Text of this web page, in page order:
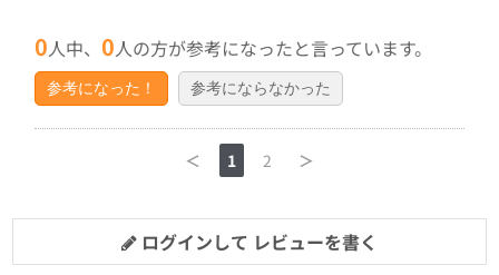
0人中、0人の方が参考になったと言っています。
参考になった！ 参考にならなかった
＜ 1 2 ＞
ログインして レビューを書く